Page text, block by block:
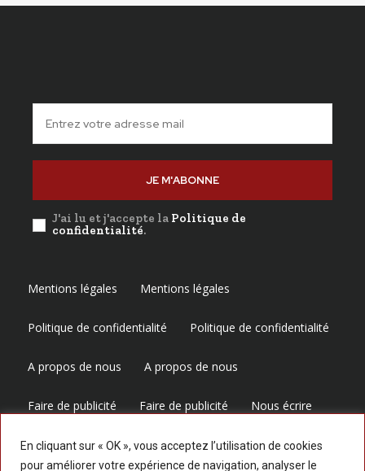
En cliquant sur « OK », vous acceptez l’utilisation de cookies
pour améliorer votre expérience de navigation, analyser le
JE M'ABONNE
J'ai lu et j'accepte la Politique de
confidentialité.
Mentions légales Mentions légales
Politique de confidentialité Politique de confidentialité
A propos de nous A propos de nous
Faire de publicité Faire de publicité Nous écrire
Nous écrire